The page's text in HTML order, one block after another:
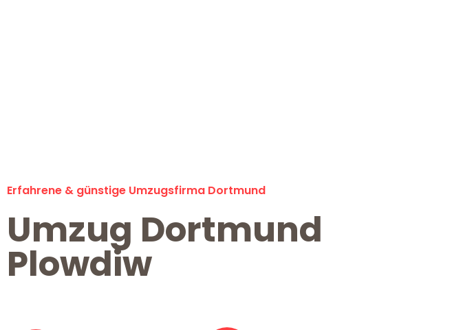
Erfahrene & günstige Umzugsfirma Dortmund
Umzug Dortmund
Plowdiw